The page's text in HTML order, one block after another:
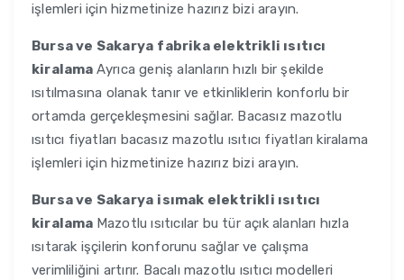
işlemleri için hizmetinize hazırız bizi arayın.
Bursa ve Sakarya fabrika elektrikli ısıtıcı
kiralama Ayrıca geniş alanların hızlı bir şekilde
ısıtılmasına olanak tanır ve etkinliklerin konforlu bir
ortamda gerçekleşmesini sağlar. Bacasız mazotlu
ısıtıcı fiyatları bacasız mazotlu ısıtıcı fiyatları kiralama
işlemleri için hizmetinize hazırız bizi arayın.
Bursa ve Sakarya isımak elektrikli ısıtıcı
kiralama Mazotlu ısıtıcılar bu tür açık alanları hızla
ısıtarak işçilerin konforunu sağlar ve çalışma
verimliliğini artırır. Bacalı mazotlu ısıtıcı modelleri